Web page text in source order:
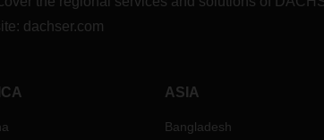
dachser.com
ASIA
Bangladesh